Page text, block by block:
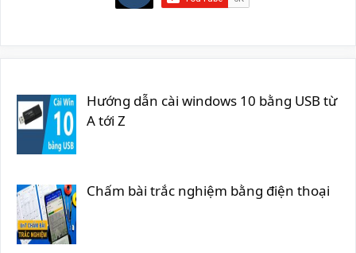
Hướng dẫn cài windows 10 bằng USB từ
A tới Z
Chấm bài trắc nghiệm bằng điện thoại